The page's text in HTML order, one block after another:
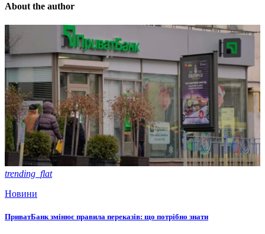
About the author
trending_flat
Новини
ПриватБанк змінює правила переказів: що потрібно знати